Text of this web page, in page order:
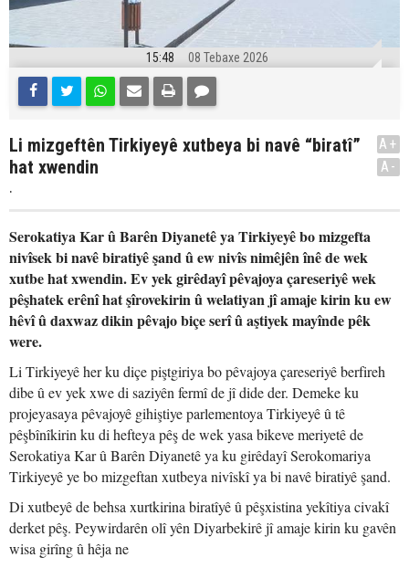
15:48 08 Tebaxe 2026
Li mizgeftên Tirkiyeyê xutbeya bi navê “biratî”
hat xwendin
.
A+
A-
Serokatiya Kar û Barên Diyanetê ya Tirkiyeyê bo mizgefta
nivîsek bi navê biratiyê şand û ew nivîs nimêjên înê de wek
xutbe hat xwendin. Ev yek girêdayî pêvajoya çareseriyê wek
pêşhatek erênî hat şîrovekirin û welatiyan jî amaje kirin ku ew
hêvî û daxwaz dikin pêvajo biçe serî û aştiyek mayînde pêk
were.
Li Tirkiyeyê her ku diçe piştgiriya bo pêvajoya çareseriyê berfireh
dibe û ev yek xwe di saziyên fermî de jî dide der. Demeke ku
projeyasaya pêvajoyê gihiştiye parlementoya Tirkiyeyê û tê
pêşbînîkirin ku di hefteya pêş de wek yasa bikeve meriyetê de
Serokatiya Kar û Barên Diyanetê ya ku girêdayî Serokomariya
Tirkiyeyê ye bo mizgeftan xutbeya nivîskî ya bi navê biratiyê şand.
Di xutbeyê de behsa xurtkirina biratîyê û pêşxistina yekîtiya civakî
derket pêş. Peywirdarên olî yên Diyarbekirê jî amaje kirin ku gavên
wisa girîng û hêja ne